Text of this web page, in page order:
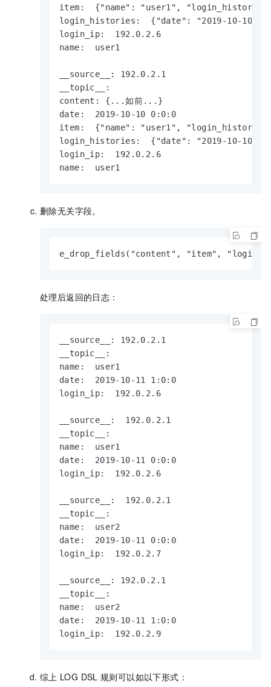
item:  {"name": "user1",
login_histories:  {"date": "2019-10-10
login_ip:  192.0.2.6
name:  user1
__source__: 192.0.2.1
__topic__:
content: {...如前...}
date:  2019-10-10 0:0:0
item:  {"name": "user1",
login_histories:  {"date": "2019-10-10
login_ip:  192.0.2.6
name:  user1
删除无关字段。
e_drop_fields("content", "item",
处理后返回的日志：
__source__: 192.0.2.1
__topic__:
name:  user1
date:  2019-10-11 1:0:0
login_ip:  192.0.2.6
__source__:  192.0.2.1
__topic__:
name:  user1
date:  2019-10-11 0:0:0
login_ip:  192.0.2.6
__source__:  192.0.2.1
__topic__:
name:  user2
date:  2019-10-11 0:0:0
login_ip:  192.0.2.7
__source__: 192.0.2.1
__topic__:
name:  user2
date:  2019-10-11 1:0:0
login_ip:  192.0.2.9
综上 LOG DSL 规则可以如以下形式：